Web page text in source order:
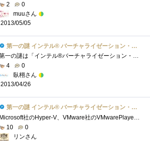
2
0
muuさん
2013/05/05
第一の謎 インテル® バーチャライゼーション・テクノロジーとは？
第一の謎は「インテル®バーチャライゼーション・テクノロジー」についてバーチャルというぐらいなので「仮想」ということですね。。。 IntelVT...
4
0
臥栩さん
2013/04/26
第一の謎 インテル® バーチャライゼーション・テクノロジーとは？
Microsoft社のHyper-V、VMware社のVMwarePlayer等を使用するにあたり、 ハードウェアレベルで仮想化支援機能を行う技術のことを、 IntelVirtualizationTechnology�...
10
0
リンさん